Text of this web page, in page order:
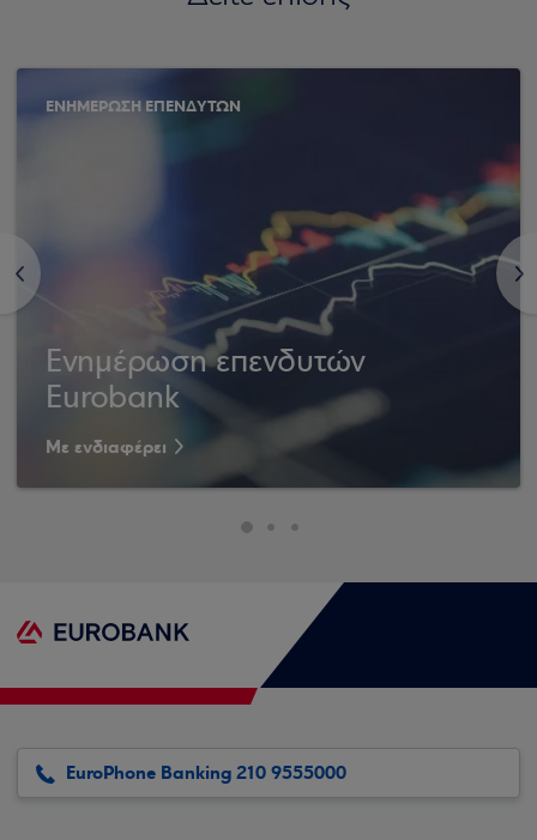
<
ΕΝΗΜΕΡΩΣΗ ΕΠΕΝΔΥΤΩΝ
Ενημέρωση επενδυτών
Eurobank
Με ενδιαφέρει
>
EuroPhone Banking 210 9555000